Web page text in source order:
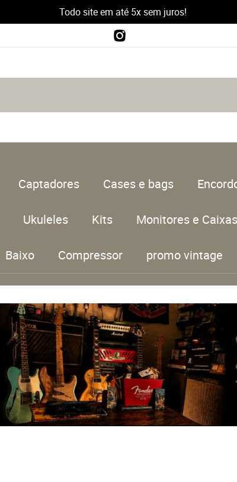
Todo site em até 5x sem juros!
Captadores Cases e bags
Ukuleles Kits Monitores e Caixas
Baixo Compressor promo vintage